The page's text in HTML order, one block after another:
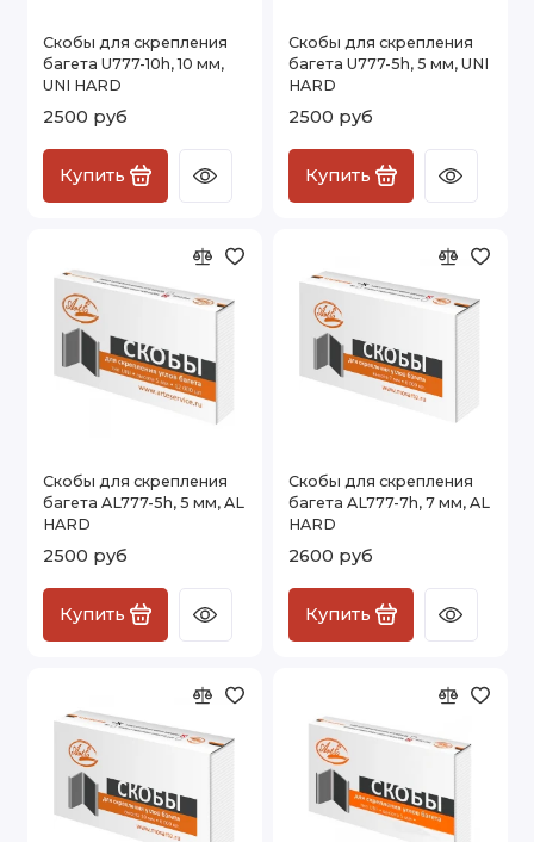
Скобы для скрепления
багета U777-10h, 10 мм,
UNI HARD
2500 руб
Купить
Скобы для скрепления
багета U777-5h, 5 мм, UNI
HARD
2500 руб
Купить
Скобы для скрепления
багета AL777-5h, 5 мм, AL
HARD
2500 руб
Купить
Скобы для скрепления
багета AL777-7h, 7 мм, AL
HARD
2600 руб
Купить